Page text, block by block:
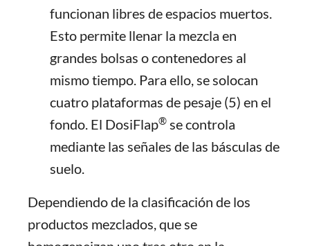
funcionan libres de espacios muertos.
Esto permite llenar la mezcla en
grandes bolsas o contenedores al
mismo tiempo. Para ello, se solocan
cuatro plataformas de pesaje (5) en el
fondo. El DosiFlap® se controla
mediante las señales de las básculas de
suelo.
Dependiendo de la clasificación de los
productos mezclados, que se